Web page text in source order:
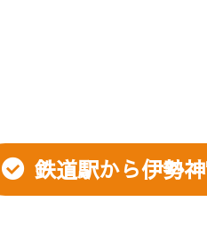
鉄道駅から伊勢